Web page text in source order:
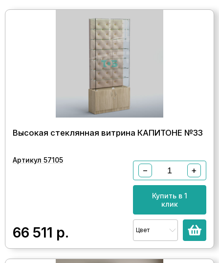
Высокая стеклянная витрина КАПИТОНЕ №33
Артикул 57105
66 511 р.
− +
Купить в 1
клик
Цвет